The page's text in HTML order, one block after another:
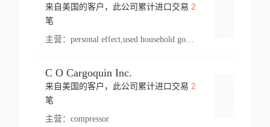
来自美国的客户，此公司累计进口交易 2
笔
主营： personal effect,used household goods
C O Cargoquin Inc.
来自美国的客户，此公司累计进口交易 2
笔
主营： compressor